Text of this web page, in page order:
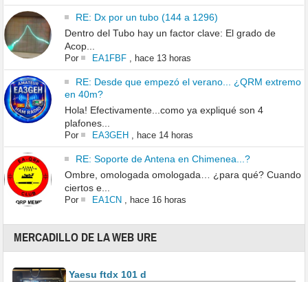
RE: Dx por un tubo (144 a 1296)
Dentro del Tubo hay un factor clave: El grado de
Acop...
Por EA1FBF, hace 13 horas
RE: Desde que empezó el verano... ¿QRM extremo
en 40m?
Hola! Efectivamente...como ya expliqué son 4
plafones...
Por EA3GEH hace 14 horas
RE: Soporte de Antena en Chimenea...?
Ombre, omologada omologada… ¿para qué? Cuando
ciertos e...
Por EA1CN hace 16 horas
MERCADILLO DE LA WEB URE
Yaesu ftdx 101 d